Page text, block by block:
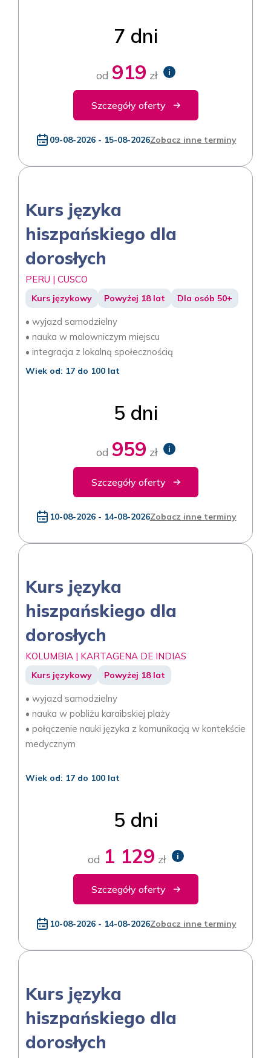
7 dni
od 919 zł i
Szczegóły oferty
09-08-2026 - 15-08-2026Zobacz inne terminy
Kurs języka
hiszpańskiego dla
dorosłych
PERU | CUSCO
Kurs językowy Powyżej 18 lat Dla osób 50+
• wyjazd samodzielny
• nauka w malowniczym miejscu
• integracja z lokalną społecznością
Wiek od: 17 do 100 lat
5 dni
od 959 zł i
Szczegóły oferty
10-08-2026 - 14-08-2026Zobacz inne terminy
Kurs języka
hiszpańskiego dla
dorosłych
KOLUMBIA | KARTAGENA DE INDIAS
Kurs językowy Powyżej 18 lat
• wyjazd samodzielny
• nauka w pobliżu karaibskiej plaży
• połączenie nauki języka z komunikacją w kontekście
medycznym
Wiek od: 17 do 100 lat
5 dni
od 1 129 zł i
Szczegóły oferty
10-08-2026 - 14-08-2026Zobacz inne terminy
Kurs języka
hiszpańskiego dla
dorosłych